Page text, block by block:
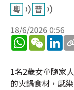
18/6/2026 0:56
WhatsApp
WeChat
1名2歲女童隨家
的火鍋食材，感